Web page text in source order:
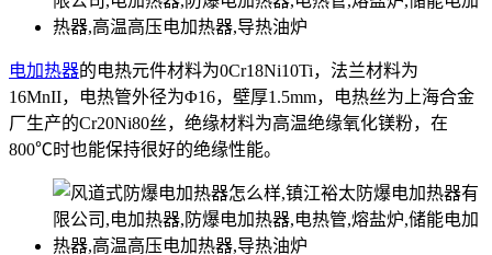
电加热器的电热元件材料为0Cr18Ni10Ti，法兰材料为
16MnII，电热管外径为Φ16，壁厚1.5mm，电热丝为上海合金
厂生产的Cr20Ni80丝，绝缘材料为高温绝缘氧化镁粉，在
800℃时也能保持很好的绝缘性能。